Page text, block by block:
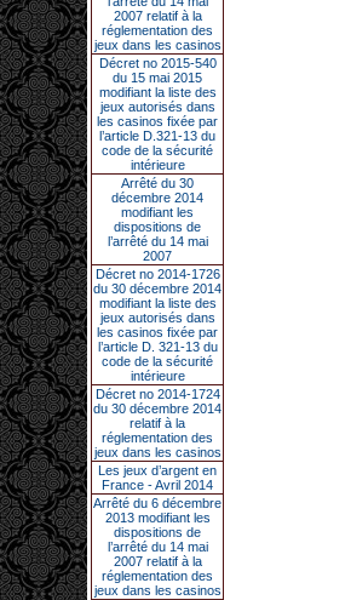
2007 relatif à la
réglementation des
jeux dans les casinos
Décret no 2015-540
du 15 mai 2015
modifiant la liste des
jeux autorisés dans
les casinos fixée par
l’article D.321-13 du
code de la sécurité
intérieure
Arrêté du 30
décembre 2014
modifiant les
dispositions de
l’arrêté du 14 mai
2007
Décret no 2014-1726
du 30 décembre 2014
modifiant la liste des
jeux autorisés dans
les casinos fixée par
l’article D. 321-13 du
code de la sécurité
intérieure
Décret no 2014-1724
du 30 décembre 2014
relatif à la
réglementation des
jeux dans les casinos
Les jeux d’argent en
France - Avril 2014
Arrêté du 6 décembre
2013 modifiant les
dispositions de
l’arrêté du 14 mai
2007 relatif à la
réglementation des
jeux dans les casinos